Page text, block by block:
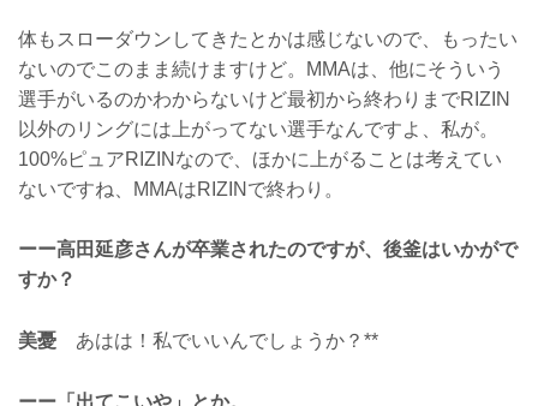
体もスローダウンしてきたとかは感じないので、もったい
ないのでこのまま続けますけど。MMAは、他にそういう
選手がいるのかわからないけど最初から終わりまでRIZIN
以外のリングには上がってない選手なんですよ、私が。
100%ピュアRIZINなので、ほかに上がることは考えてい
ないですね、MMAはRIZINで終わり。
ーー高田延彦さんが卒業されたのですが、後釜はいかがで
すか？
美憂 あはは！私でいいんでしょうか？**
ーー「出てこいや」とか。